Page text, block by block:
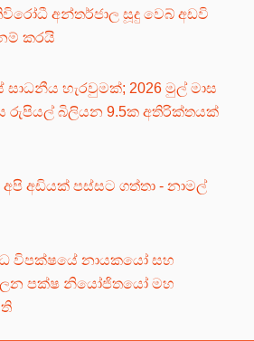
අන්තර්ජාල සූදු වෙබ් අඩවි
කරයි
සාධනීය හැරවුමක්; 2026 මුල් මාස
රුපියල් බිලියන 9.5ක අතිරික්තයක්
අඩියක් පස්සට ගත්තා - නාමල්
විපක්ෂයේ නායකයෝ සහ
පක්ෂ නියෝජිතයෝ මහ